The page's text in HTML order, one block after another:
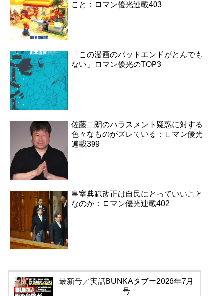
こと：ロマン優光連載403
「この漫画のバッドエンドがとんでも
ない」ロマン優光のTOP3
佐藤二朗のハラスメント疑惑に対する
色々なものがズレている：ロマン優光
連載399
皇室典範改正は自民にとっていいこと
なのか：ロマン優光連載402
最新号／実話BUNKAタブー2026年7月
号